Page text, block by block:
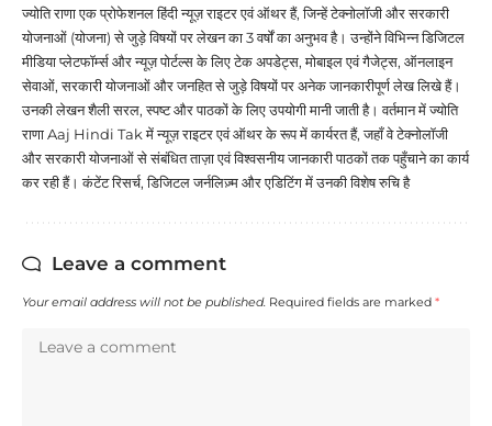
ज्योति राणा एक प्रोफेशनल हिंदी न्यूज़ राइटर एवं ऑथर हैं, जिन्हें टेक्नोलॉजी और सरकारी
योजनाओं (योजना) से जुड़े विषयों पर लेखन का 3 वर्षों का अनुभव है। उन्होंने विभिन्न डिजिटल
मीडिया प्लेटफॉर्म्स और न्यूज़ पोर्टल्स के लिए टेक अपडेट्स, मोबाइल एवं गैजेट्स, ऑनलाइन
सेवाओं, सरकारी योजनाओं और जनहित से जुड़े विषयों पर अनेक जानकारीपूर्ण लेख लिखे हैं।
उनकी लेखन शैली सरल, स्पष्ट और पाठकों के लिए उपयोगी मानी जाती है। वर्तमान में ज्योति
राणा Aaj Hindi Tak में न्यूज़ राइटर एवं ऑथर के रूप में कार्यरत हैं, जहाँ वे टेक्नोलॉजी
और सरकारी योजनाओं से संबंधित ताज़ा एवं विश्वसनीय जानकारी पाठकों तक पहुँचाने का कार्य
कर रही हैं। कंटेंट रिसर्च, डिजिटल जर्नलिज़्म और एडिटिंग में उनकी विशेष रुचि है
Leave a comment
Your email address will not be published. Required fields are marked *